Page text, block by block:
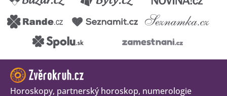
Horoskopy, partnerský horoskop, numerologie